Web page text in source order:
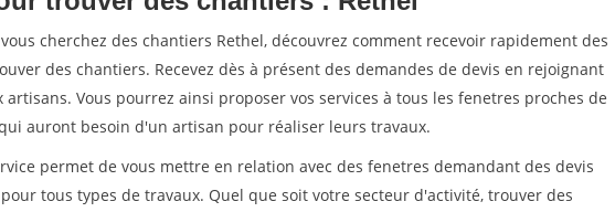
cherchez des chantiers Rethel, découvrez comment recevoir rapidement des
des chantiers. Recevez dès à présent des demandes de devis en rejoignant
Vous pourrez ainsi proposer vos services à tous les fenetres proches de
auront besoin d'un artisan pour réaliser leurs travaux.
permet de vous mettre en relation avec des fenetres demandant des devis
tous types de travaux. Quel que soit votre secteur d'activité, trouver des